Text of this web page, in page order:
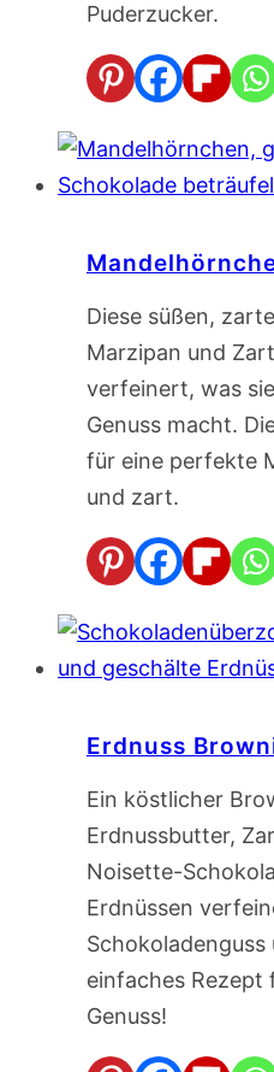
Puderzucker.
Diese süßen,
Marzipan und
verfeinert, was
Genuss macht.
für eine perfekte
und zart.
Erdnuss
Ein köstlicher
Erdnussbutter,
Noisette-
Erdnüssen
Schokoladenguss
einfaches Rezept
Genuss!